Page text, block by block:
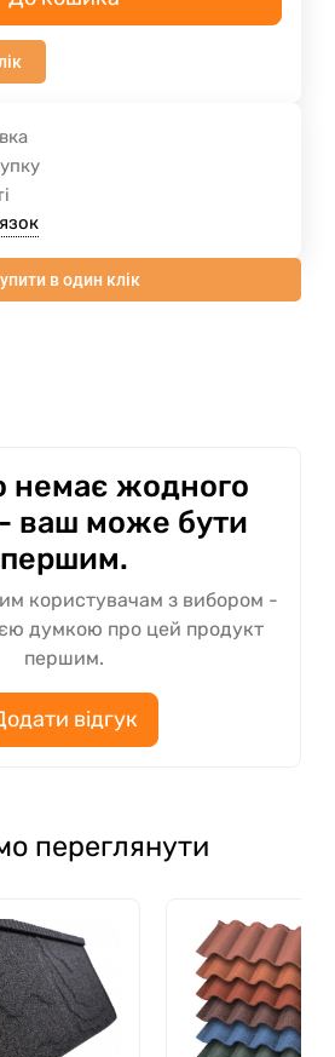
в один клік
немає жодного
- ваш може бути
першим.
користувачам з вибором -
думкою про цей продукт
першим.
відгук
переглянути